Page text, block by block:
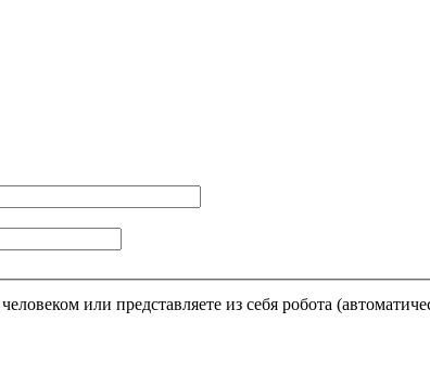
Этот вопрос задается для того, чтобы выяснить, являетесь ли Вы человеком или представляете из себя